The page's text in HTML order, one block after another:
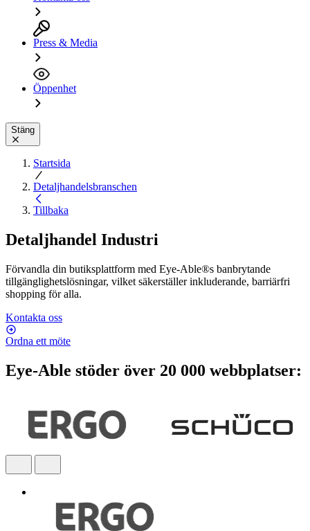
Press & Media
Öppenhet
Stäng
Startsida
Detaljhandelsbranschen
Tillbaka
Detaljhandel Industri
Förvandla din butiksplattform med Eye-Able®s banbrytande
tillgänglighetslösningar, vilket säkerställer inkluderande, barriärfri
shopping för alla.
Kontakta oss
Ordna ett möte
Eye-Able stöder över 20 000 webbplatser: